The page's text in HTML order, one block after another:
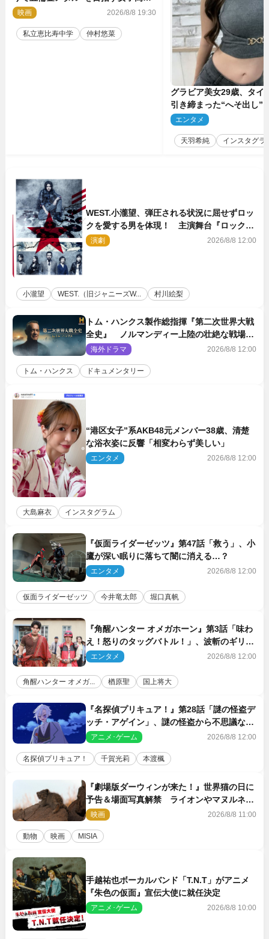
に！ 映画『つりこまち』今秋公開
映画 2026/8/8 19:30
私立恵比寿中学 仲村悠菜
グラビア美女29歳、タイ
引き締まった“へそ出し”
「可愛い過ぎる」
エンタメ
天羽希純 インスタグラ
WEST.小瀧望、弾圧される状況に屈せずロッ
クを愛する男を体現！ 主演舞台『ロックン
ロール』ビジュアル解禁
演劇 2026/8/8 12:00
小瀧望 WEST.（旧ジャニーズW... 村川絵梨
トム・ハンクス製作総指揮『第二次世界大戦
全史』 ノルマンディー上陸の壮絶な戦場を
収めた特別映像解禁
海外ドラマ 2026/8/8 12:00
トム・ハンクス ドキュメンタリー
“港区女子”系AKB48元メンバー38歳、清楚
な浴衣姿に反響「相変わらず美しい」
エンタメ 2026/8/8 12:00
大島麻衣 インスタグラム
『仮面ライダーゼッツ』第47話「救う」、小
鷹が深い眠りに落ちて闇に消える…？
エンタメ 2026/8/8 12:00
仮面ライダーゼッツ 今井竜太郎 堀口真帆
『角醒ハンター オメガホーン』第3話「味わ
え！怒りのタッグバトル！」、波斬のギリコ
がハンターバトルを挑んできた！
エンタメ 2026/8/8 12:00
角醒ハンター オメガ... 楢原聖 国上将大
『名探偵プリキュア！』第28話「謎の怪盗デ
ッチ・アゲイン」、謎の怪盗から不思議な予
告状が届く
アニメ･ゲーム 2026/8/8 12:00
名探偵プリキュア！ 千賀光莉 本渡楓
『劇場版ダーウィンが来た！』世界猫の日に
予告＆場面写真解禁 ライオンやマヌルネコ
の赤ちゃんが大集合
映画 2026/8/8 11:00
動物 映画 MISIA
手越祐也ボーカルバンド「T.N.T」がアニメ
『朱色の仮面』宣伝大使に就任決定
アニメ･ゲーム 2026/8/8 10:00